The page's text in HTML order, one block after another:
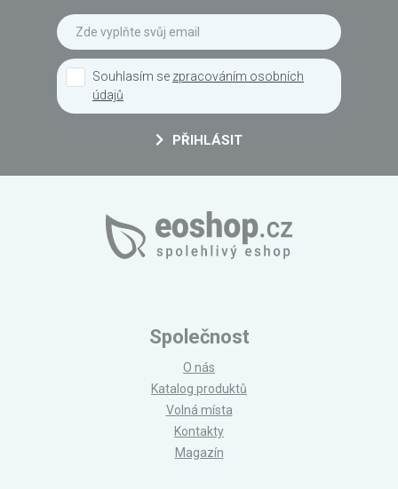
Souhlasím se zpracováním osobních
údajů
PŘIHLÁSIT
Společnost
O nás
Katalog produktů
Volná místa
Kontakty
Magazín